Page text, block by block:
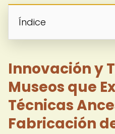
Índice
Innovación y
Museos que
Técnicas
Fabricación